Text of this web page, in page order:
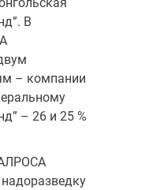
В
– компании
– 26 и 25 %